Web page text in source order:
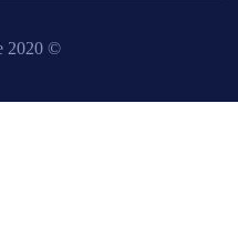
© 2020 The Baloch circle.